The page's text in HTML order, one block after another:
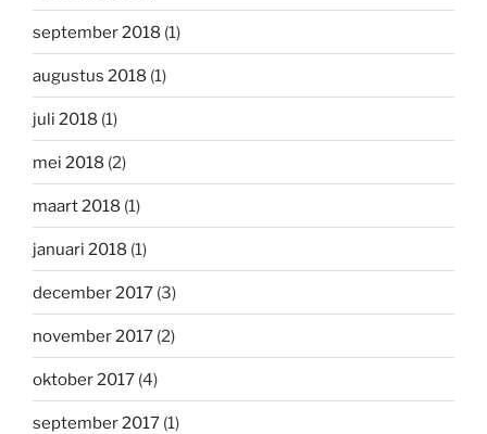
september 2018 (1)
augustus 2018 (1)
juli 2018 (1)
mei 2018 (2)
maart 2018 (1)
januari 2018 (1)
december 2017 (3)
november 2017 (2)
oktober 2017 (4)
september 2017 (1)